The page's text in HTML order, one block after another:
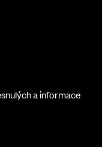
a informace